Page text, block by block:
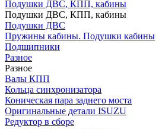
Подушки ДВС, КПП, кабины
Подушки ДВС, КПП, кабины
Подушки ДВС
Пружины кабины. Подушки кабины
Подшипники
Разное
Разное
Валы КПП
Кольца синхронизатора
Коническая пара заднего моста
Оригинальные детали ISUZU
Редуктор в сборе